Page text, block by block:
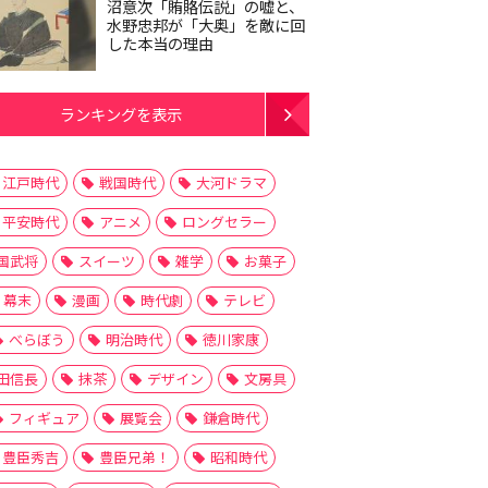
沼意次「賄賂伝説」の嘘と、
水野忠邦が「大奥」を敵に回
した本当の理由
ランキングを表示
江戸時代 戦国時代
大河ドラマ
平安時代
アニメ
ロングセラー
武将
スイーツ 雑学
お菓子
幕末
漫画 時代劇
テレビ
べらぼう
明治時代
徳川家康
信長
抹茶 デザイン
文房具
フィギュア
展覧会
鎌倉時代
豊臣秀吉
豊臣兄弟！
昭和時代